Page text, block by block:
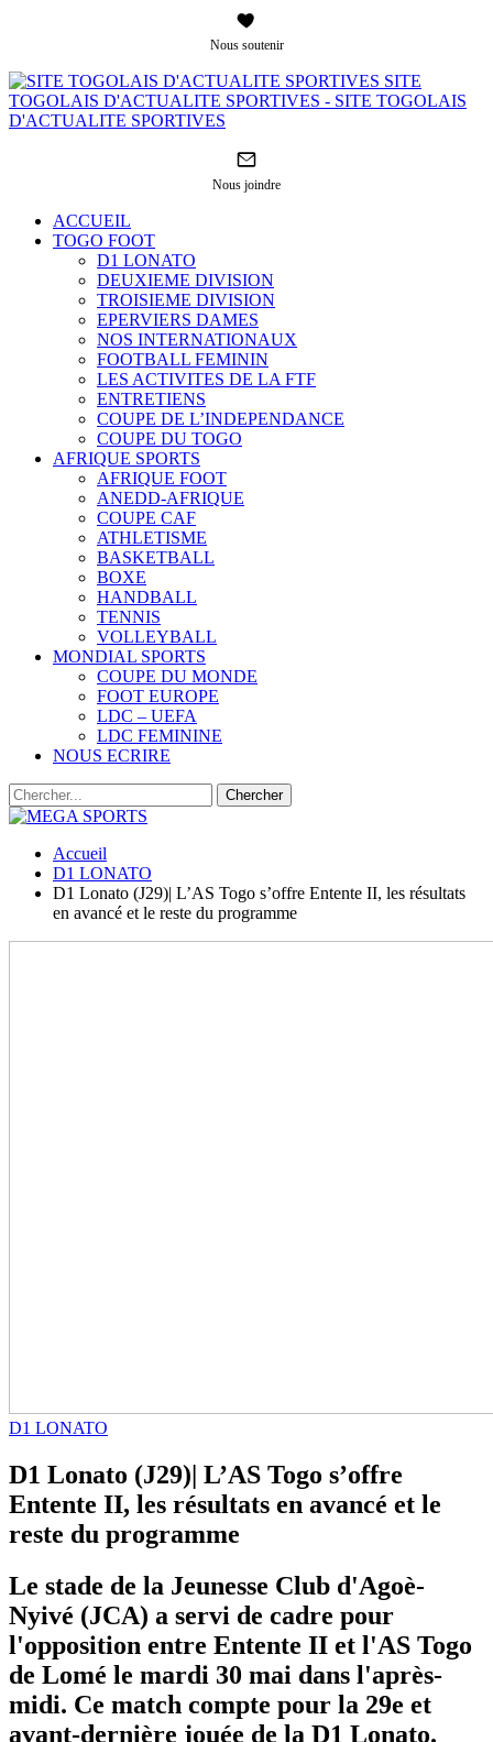
Nous soutenir
SITE
TOGOLAIS D'ACTUALITE SPORTIVES - SITE TOGOLAIS
D'ACTUALITE SPORTIVES
Nous joindre
ACCUEIL
TOGO FOOT
D1 LONATO
DEUXIEME DIVISION
TROISIEME DIVISION
EPERVIERS DAMES
NOS INTERNATIONAUX
FOOTBALL FEMININ
LES ACTIVITES DE LA FTF
ENTRETIENS
COUPE DE L’INDEPENDANCE
COUPE DU TOGO
AFRIQUE SPORTS
AFRIQUE FOOT
ANEDD-AFRIQUE
COUPE CAF
ATHLETISME
BASKETBALL
BOXE
HANDBALL
TENNIS
VOLLEYBALL
MONDIAL SPORTS
COUPE DU MONDE
FOOT EUROPE
LDC – UEFA
LDC FEMININE
NOUS ECRIRE
Accueil
D1 LONATO
D1 Lonato (J29)| L’AS Togo s’offre Entente II, les résultats
en avancé et le reste du programme
D1 LONATO
D1 Lonato (J29)| L’AS Togo s’offre
Entente II, les résultats en avancé et le
reste du programme
Le stade de la Jeunesse Club d'Agoè-
Nyivé (JCA) a servi de cadre pour
l'opposition entre Entente II et l'AS Togo
de Lomé le mardi 30 mai dans l'après-
midi. Ce match compte pour la 29e et
avant-dernière jouée de la D1 Lonato.